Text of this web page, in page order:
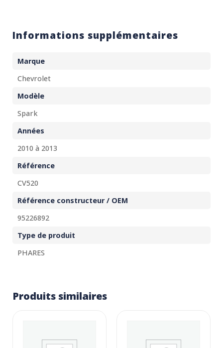
Informations supplémentaires
Marque
Chevrolet
Modèle
Spark
Années
2010 à 2013
Référence
CV520
Référence constructeur / OEM
95226892
Type de produit
PHARES
Produits similaires